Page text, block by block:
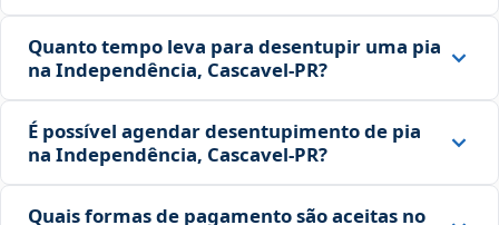
Quanto tempo leva para desentupir uma pia
na Independência, Cascavel‑PR?
É possível agendar desentupimento de pia
na Independência, Cascavel‑PR?
Quais formas de pagamento são aceitas no